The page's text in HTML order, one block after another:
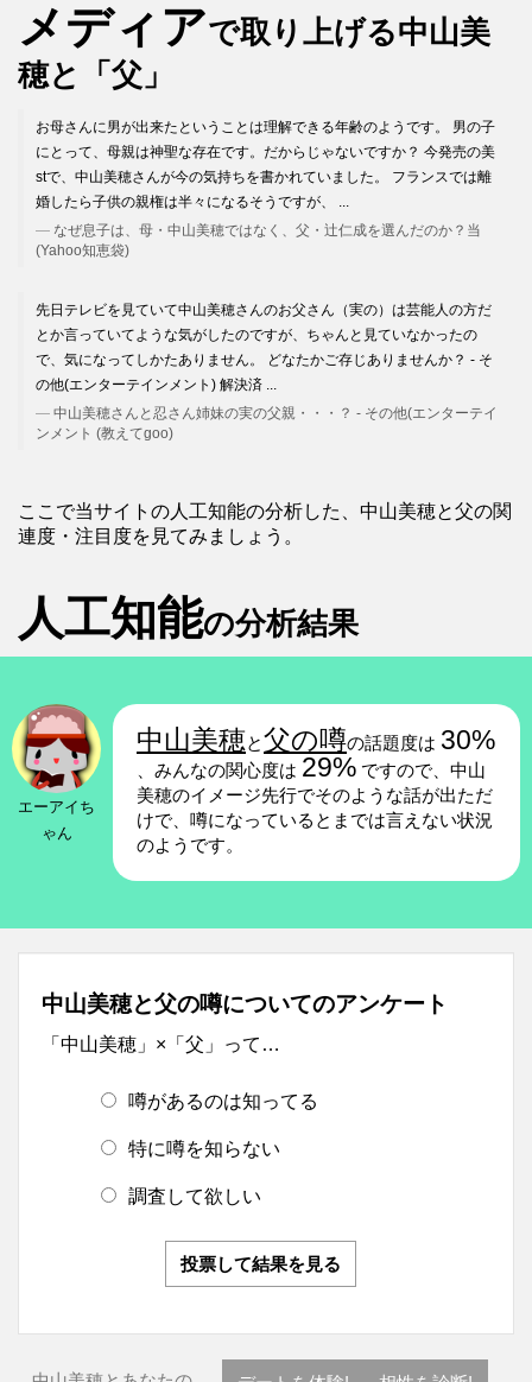
メディアで取り上げる中山美
穂と「父」
お母さんに男が出来たということは理解できる年齢のようです。 男の子
にとって、母親は神聖な存在です。だからじゃないですか？ 今発売の美
stで、中山美穂さんが今の気持ちを書かれていました。 フランスでは離
婚したら子供の親権は半々になるそうですが、 ...
なぜ息子は、母・中山美穂ではなく、父・辻仁成を選んだのか？当
(Yahoo知恵袋)
先日テレビを見ていて中山美穂さんのお父さん（実の）は芸能人の方だ
とか言っていてような気がしたのですが、ちゃんと見ていなかったの
で、気になってしかたありません。 どなたかご存じありませんか？ - そ
の他(エンターテインメント) 解決済 ...
中山美穂さんと忍さん姉妹の実の父親・・・？ - その他(エンターテイ
ンメント (教えてgoo)
ここで当サイトの人工知能の分析した、中山美穂と父の関
連度・注目度を見てみましょう。
人工知能の分析結果
エーアイち
ゃん
中山美穂と父の噂の話題度は 30%
、みんなの関心度は 29% ですので、中山
美穂のイメージ先行でそのような話が出ただ
けで、噂になっているとまでは言えない状況
のようです。
中山美穂と父の噂についてのアンケート
「中山美穂」×「父」って…
噂があるのは知ってる
特に噂を知らない
調査して欲しい
投票して結果を見る